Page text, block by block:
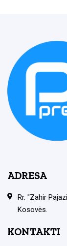
ADRESA
Rr. "Zahir
Kosovës.
KONTAKTI